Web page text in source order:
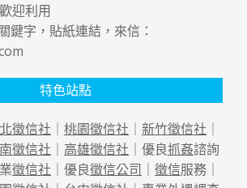
迎利用
鍵字，貼紙連結，來信：
特色站點
徵信社 ｜ 桃園徵信社 ｜ 新竹徵信社 ｜
徵信社 ｜ 高雄徵信社 ｜優良抓姦諮詢
徵信社 ｜優良徵信公司 ｜ 徵信服務｜